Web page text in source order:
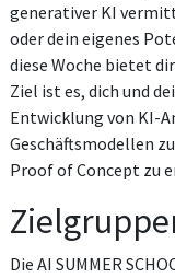
generativer KI
oder dein eigenes
diese Woche bietet
Ziel ist es, dich und
Entwicklung von KI-
Geschäftsmodellen
Proof of Concept zu
Die AI SUMMER